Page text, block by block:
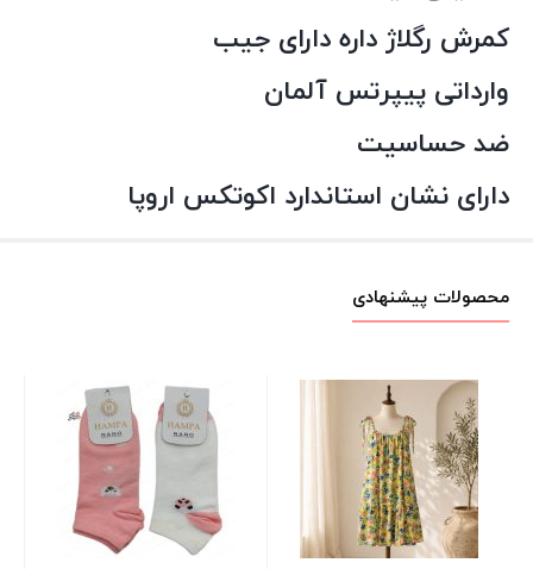
کمرش رگلاژ داره دارای جیب
وارداتی پیپرتس آلمان
ضد حساسیت
دارای نشان استاندارد اکوتکس اروپا
محصولات پیشنهادی